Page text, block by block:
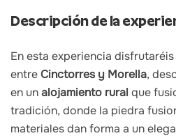
Descripción de la
En esta experiencia
entreCinctorres y Morella,
en unalojamiento rural que
tradición, donde la piedra
materiales dan forma a un